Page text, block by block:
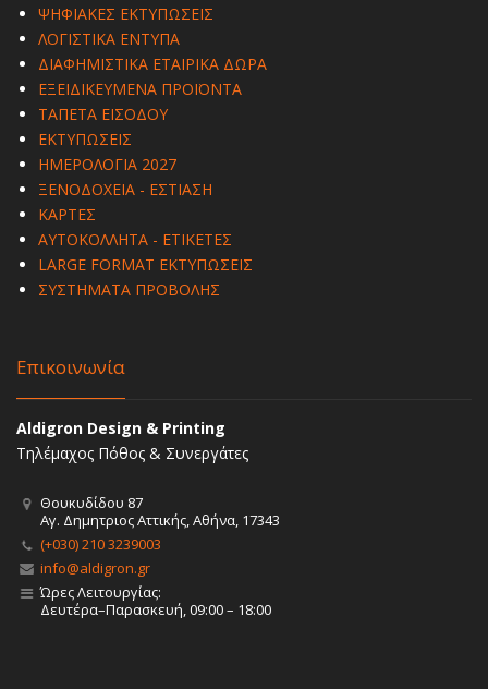
ΨΗΦΙΑΚΕΣ ΕΚΤΥΠΩΣΕΙΣ
ΛΟΓΙΣΤΙΚΑ ΕΝΤΥΠΑ
ΔΙΑΦΗΜΙΣΤΙΚΑ ΕΤΑΙΡΙΚΑ ΔΩΡΑ
ΕΞΕΙΔΙΚΕΥΜΕΝΑ ΠΡΟΪΟΝΤΑ
ΤΑΠΕΤΑ ΕΙΣΟΔΟΥ
ΕΚΤΥΠΩΣΕΙΣ
ΗΜΕΡΟΛΟΓΙΑ 2027
ΞΕΝΟΔΟΧΕΙΑ - ΕΣΤΙΑΣΗ
ΚΑΡΤΕΣ
ΑΥΤΟΚΟΛΛΗΤΑ - ΕΤΙΚΕΤΕΣ
LARGE FORMAT ΕΚΤΥΠΩΣΕΙΣ
ΣΥΣΤΗΜΑΤΑ ΠΡΟΒΟΛΗΣ
Επικοινωνία
Aldigron Design & Printing
Τηλέμαχος Πόθος & Συνεργάτες
Θουκυδίδου 87
Αγ. Δημητριος Αττικής, Αθήνα, 17343
(+030) 210 3239003
info@aldigron.gr
Ώρες Λειτουργίας:
Δευτέρα–Παρασκευή, 09:00 – 18:00